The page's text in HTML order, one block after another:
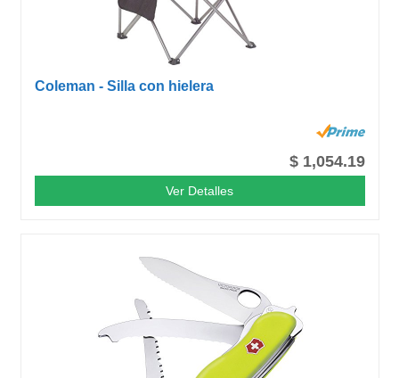
Coleman - Silla con hielera
$ 1,054.19
Ver Detalles